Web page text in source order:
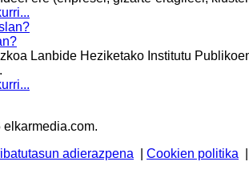
Lanbide Heziketako Institutu
adierazpena Cookien politika